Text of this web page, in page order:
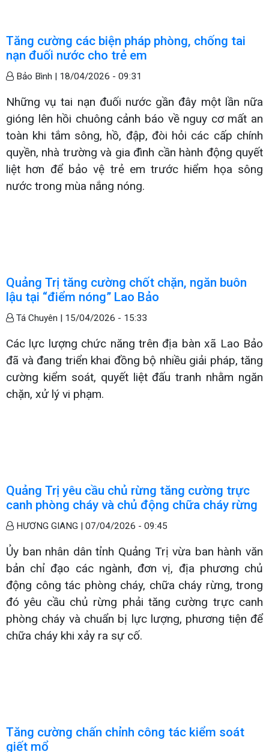
Tăng cường các biện pháp phòng, chống tai
nạn đuối nước cho trẻ em
Bảo Bình | 18/04/2026 - 09:31
Những vụ tai nạn đuối nước gần đây một lần nữa
gióng lên hồi chuông cảnh báo về nguy cơ mất an
toàn khi tắm sông, hồ, đập, đòi hỏi các cấp chính
quyền, nhà trường và gia đình cần hành động quyết
liệt hơn để bảo vệ trẻ em trước hiểm họa sông
nước trong mùa nắng nóng.
Quảng Trị tăng cường chốt chặn, ngăn buôn
lậu tại “điểm nóng” Lao Bảo
Tá Chuyên | 15/04/2026 - 15:33
Các lực lượng chức năng trên địa bàn xã Lao Bảo
đã và đang triển khai đồng bộ nhiều giải pháp, tăng
cường kiểm soát, quyết liệt đấu tranh nhằm ngăn
chặn, xử lý vi phạm.
Quảng Trị yêu cầu chủ rừng tăng cường trực
canh phòng cháy và chủ động chữa cháy rừng
HƯƠNG GIANG | 07/04/2026 - 09:45
Ủy ban nhân dân tỉnh Quảng Trị vừa ban hành văn
bản chỉ đạo các ngành, đơn vị, địa phương chủ
động công tác phòng cháy, chữa cháy rừng, trong
đó yêu cầu chủ rừng phải tăng cường trực canh
phòng cháy và chuẩn bị lực lượng, phương tiện để
chữa cháy khi xảy ra sự cố.
Tăng cường chấn chỉnh công tác kiểm soát
giết mổ